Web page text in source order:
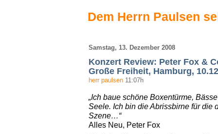
Dem Herrn Paulsen
Samstag, 13. Dezember 2008
Konzert Review: Peter Fox &
Große Freiheit, Hamburg,
herr paulsen 11:07h
„Ich baue schöne Boxentürme,
Seele. Ich bin die Abrissbirne für die
Szene…“
Alles Neu, Peter Fox